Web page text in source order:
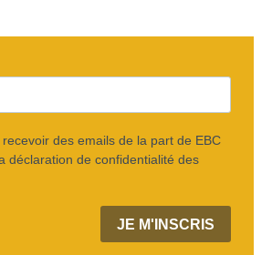
des emails de la part de EBC
déclaration de confidentialité des
JE M'INSCRIS